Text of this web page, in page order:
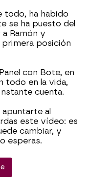
todo, ha habido
se ha puesto del
a Ramón y
primera posición
con Bote, en
todo en la vida,
cuenta.
al
este vídeo: es
cambiar, y
esperas.